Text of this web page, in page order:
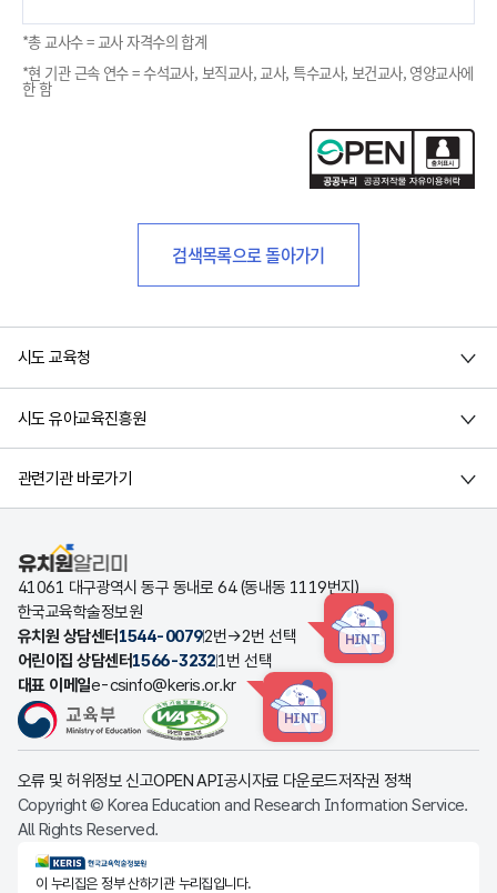
*총 교사수 = 교사 자격수의 합계
*현 기관 근속 연수 = 수석교사, 보직교사, 교사, 특수교사, 보건교사, 영양교사에
한 함
검색목록으로 돌아가기
시도 교육청
시도 유아교육진흥원
관련기관 바로가기
유치원알리미
41061 대구광역시 동구 동내로 64 (동내동 1119번지)
한국교육학술정보원
유치원 상담센터 1544-00792번→2번 선택 HINT
어린이집 상담센터1566-32321번 선택
대표 이메일e-csinfo@keris.or.kr
HINT
오류 및 허위정보 신고OPEN API공시자료 다운로드저작권 정책
Copyright © Korea Education and Research Information Service.
All Rights Reserved.
KERIS한국교육학술정보원
이 누리집은 정부 산하기관 누리집입니다.